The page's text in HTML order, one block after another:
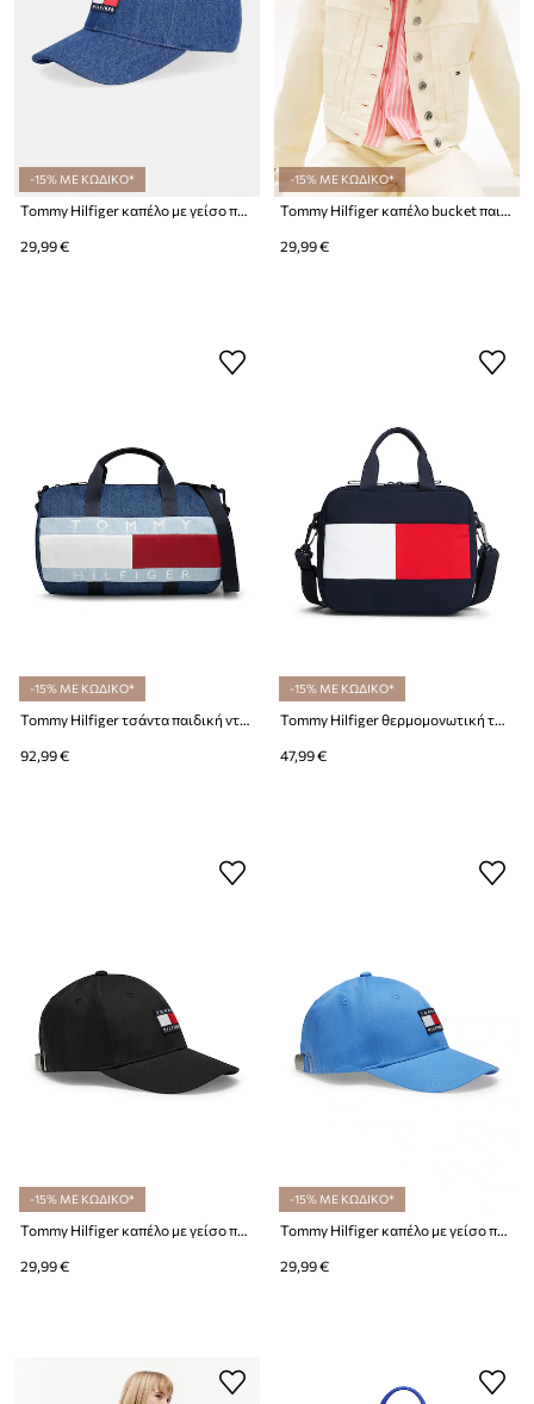
-15% ΜΕ ΚΩΔΙΚΟ*
29,99 €
-15% ΜΕ ΚΩΔΙΚΟ*
29,99 €
-15% ΜΕ ΚΩΔΙΚΟ*
Tommy Hilfiger τσάντα παιδική ντένιμ
92,99 €
-15% ΜΕ ΚΩΔΙΚΟ*
Tommy Hilfiger θερμομονωτική τσάντα παιδική
47,99 €
-15% ΜΕ ΚΩΔΙΚΟ*
29,99 €
-15% ΜΕ ΚΩΔΙΚΟ*
29,99 €